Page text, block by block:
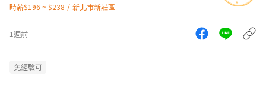
時薪$196 ~ $238 / 新北市新莊區
1週前
免經驗可